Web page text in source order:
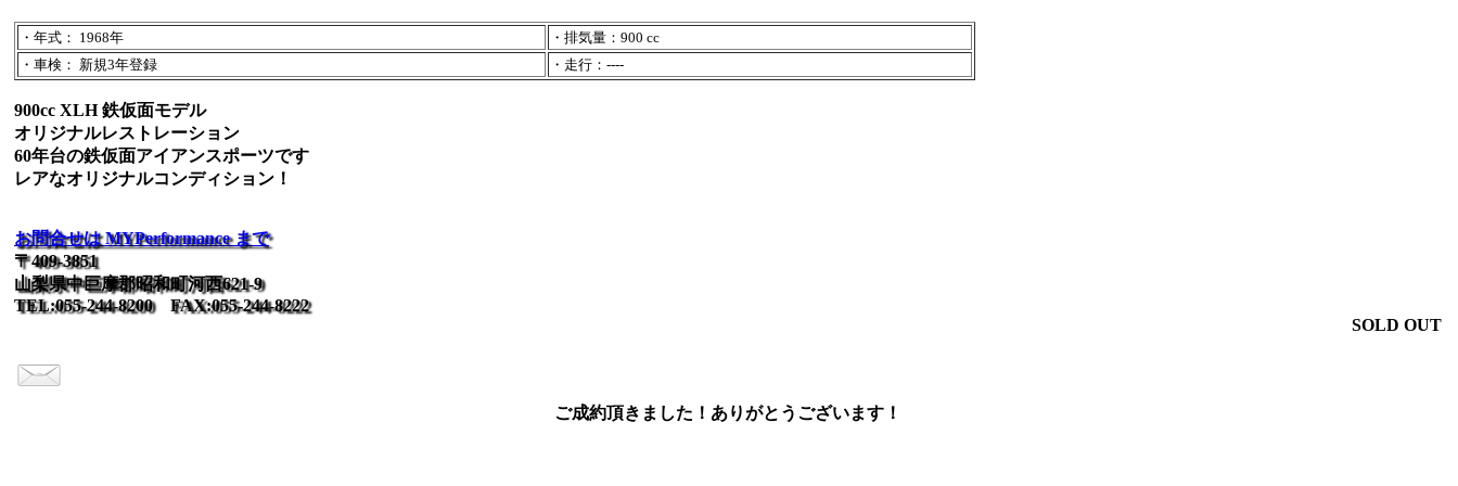
・年式： 1968年
・排気量：900 cc
・車検： 新規3年登録
・走行：----
900cc XLH 鉄仮面モデル
オリジナルレストレーション
60年台の鉄仮面アイアンスポーツです
レアなオリジナルコンディション！
お問合せは MYPerformance まで
〒409-3851
山梨県中巨摩郡昭和町河西621-9
TEL:055-244-8200 FAX:055-244-8222
SOLD OUT
ご成約頂きました！ありがとうございます！